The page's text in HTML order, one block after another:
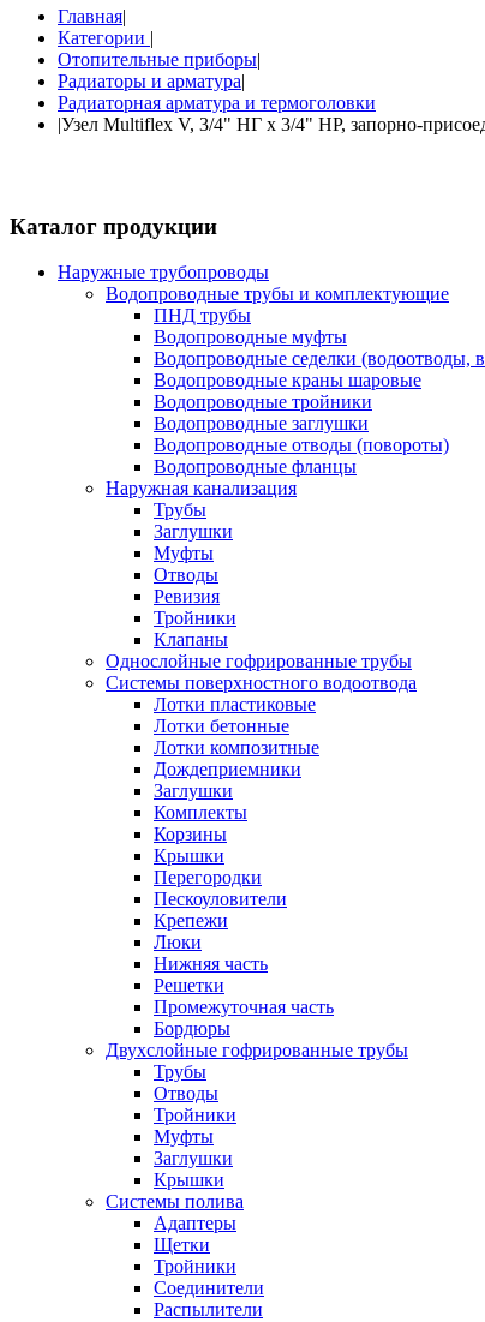
Главная|
Категории |
Отопительные приборы|
Радиаторы и арматура|
Радиаторная арматура и термоголовки
|Узел Multiflex V, 3/4" НГ х 3/4" НР, запорно-
Каталог продукции
Наружные трубопроводы
Водопроводные трубы и комплектующие
ПНД трубы
Водопроводные муфты
Водопроводные седелки (водоотводы,
Водопроводные краны шаровые
Водопроводные тройники
Водопроводные заглушки
Водопроводные отводы (повороты)
Водопроводные фланцы
Наружная канализация
Трубы
Заглушки
Муфты
Отводы
Ревизия
Тройники
Клапаны
Однослойные гофрированные трубы
Системы поверхностного водоотвода
Лотки пластиковые
Лотки бетонные
Лотки композитные
Дождеприемники
Заглушки
Комплекты
Корзины
Крышки
Перегородки
Пескоуловители
Крепежи
Люки
Нижняя часть
Решетки
Промежуточная часть
Бордюры
Двухслойные гофрированные трубы
Трубы
Отводы
Тройники
Муфты
Заглушки
Крышки
Системы полива
Адаптеры
Щетки
Тройники
Соединители
Распылители